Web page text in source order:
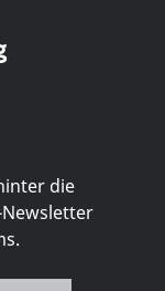
die
Newsletter